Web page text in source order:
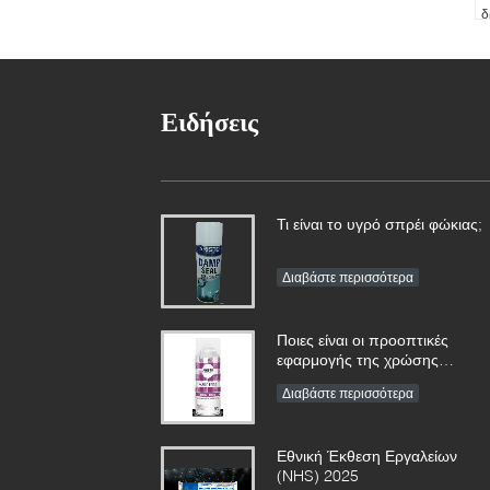
Ειδήσεις
Τι είναι το υγρό σπρέι φώκιας;
Διαβάστε περισσότερα
Ποιες είναι οι προοπτικές
εφαρμογής της χρώσης
Διαβάστε περισσότερα
Εθνική Έκθεση Εργαλείων
(NHS) 2025